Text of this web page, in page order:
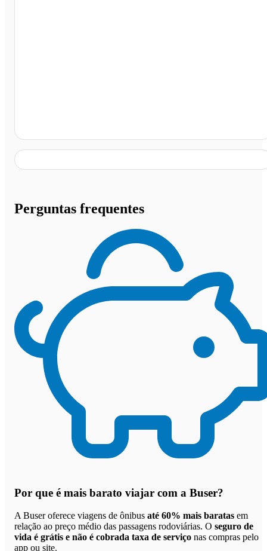
Perguntas frequentes
Por que é mais barato viajar com a Buser?
A Buser oferece viagens de ônibus até 60% mais baratas em
relação ao preço médio das passagens rodoviárias. O seguro de
vida é grátis e não é cobrada taxa de serviço nas compras pelo
app ou site.